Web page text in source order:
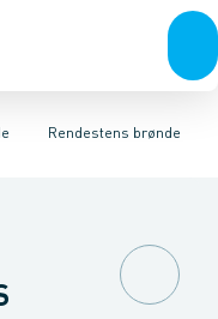
Tanke,
& tilbehør
Rendestens brønde
Drænbrønde